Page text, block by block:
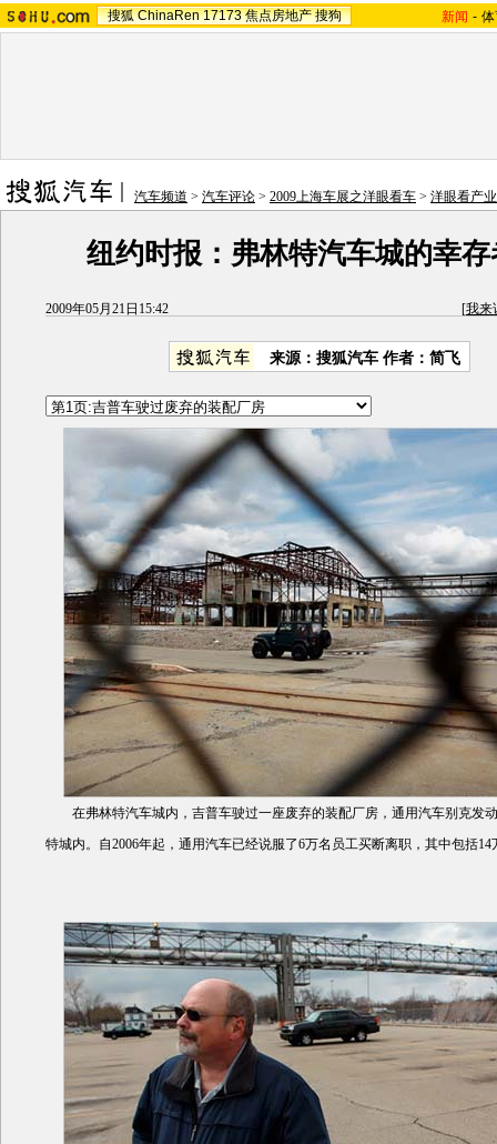
搜狐 ChinaRen 17173 焦点房地产 搜狗 新闻 -
汽车频道 > 汽车评论 > 2009上海车展之洋眼看车 > 洋眼看产业
纽约时报：弗林特汽车城的幸
2009年05月21日15:42 [我来
来源： 搜狐汽车 作者：简飞
在弗林特汽车城内，吉普车驶过一座废弃的装配厂房，通用汽车别克发
特城内。自2006年起，通用汽车已经说服了6万名员工买断离职，其中包括